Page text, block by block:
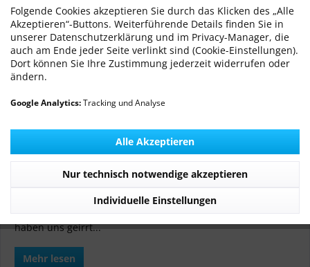
Ultraschallsystem
Von: Dr. med. vet. Ralf Michling 31.05.13 08:38 0 Kommentare
Wir haben gedacht es geht nicht mehr besser - aber wir
haben uns geirrt...
Mehr lesen
Folgende Cookies akzeptieren Sie durch das Klicken des „Alle
Akzeptieren“-Buttons. Weiterführende Details finden Sie in
unserer Datenschutzerklärung und im Privacy-Manager, die
auch am Ende jeder Seite verlinkt sind (Cookie-Einstellungen).
Dort können Sie Ihre Zustimmung jederzeit widerrufen oder
ändern.
Google Analytics:Tracking und Analyse
Individuelle Einstellungen
Nur technisch notwendige akzeptieren
Alle Akzeptieren